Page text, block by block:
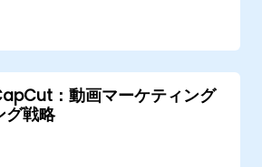
：動画マーケティング
グ戦略